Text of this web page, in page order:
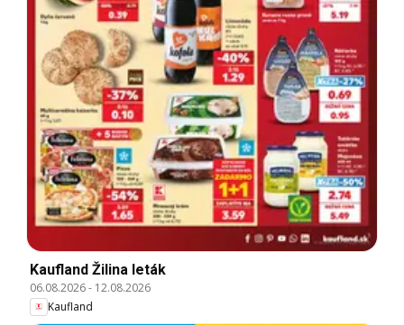
Kaufland Žilina leták
06.08.2026- 12.08.2026
Kaufland